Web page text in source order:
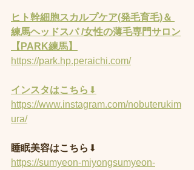
ヒト幹細胞スカルプケア(発毛育毛)＆
練馬ヘッドスパ /女性の薄毛専門サロン
【PARK練馬】
https://park.hp.peraichi.com/
インスタはこちら ⬇︎
https://www.instagram.com/nobuterukim
ura/
睡眠美容はこちら ⬇︎
https://sumyeon-miyongsumyeon-